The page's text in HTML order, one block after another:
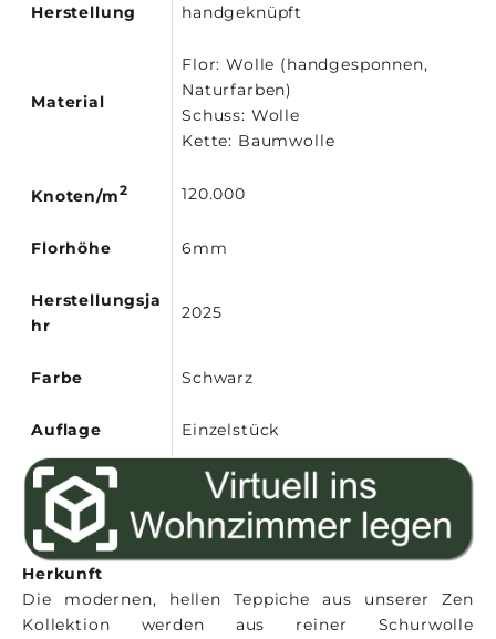
Herstellung handgeknüpft
Material
Flor: Wolle (handgesponnen,
Naturfarben)
Schuss: Wolle
Kette: Baumwolle
Knoten/m2 120.000
Florhöhe 6mm
Herstellungsja
hr
2025
Farbe Schwarz
Auflage Einzelstück
Herkunft
Die modernen, hellen Teppiche aus unserer Zen
Kollektion werden aus reiner Schurwolle